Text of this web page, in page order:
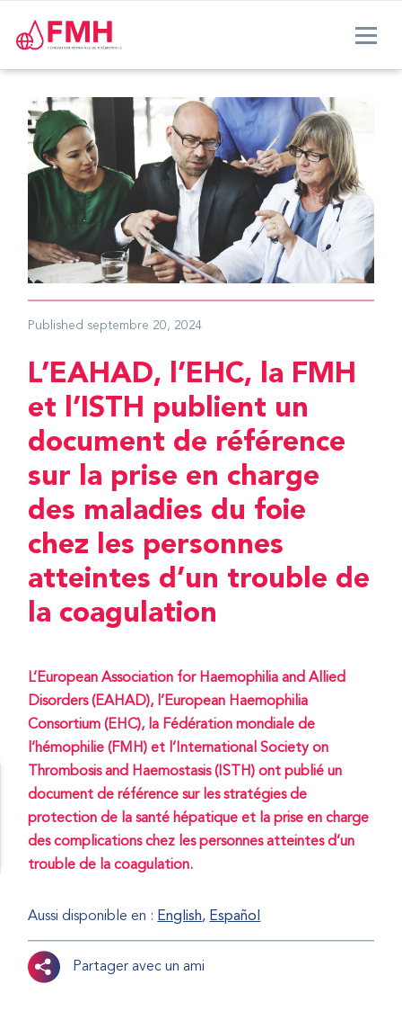
Published septembre 20, 2024
L’EAHAD, l’EHC, la FMH
et l’ISTH publient un
document de référence
sur la prise en charge
des maladies du foie
chez les personnes
atteintes d’un trouble de
la coagulation
L’European Association for Haemophilia and Allied
Disorders (EAHAD), l’European Haemophilia
Consortium (EHC), la Fédération mondiale de
l’hémophilie (FMH) et l’International Society on
Thrombosis and Haemostasis (ISTH) ont publié un
document de référence sur les stratégies de
protection de la santé hépatique et la prise en charge
des complications chez les personnes atteintes d’un
trouble de la coagulation.
Aussi disponible en : English Español
Partager avec un ami